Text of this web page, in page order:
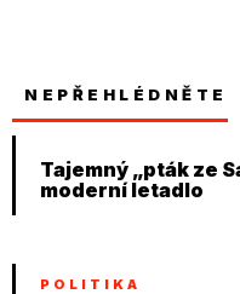
NEPŘEHLÉDNĚTE
Tajemný „pták ze
moderní letadlo
POLITIKA